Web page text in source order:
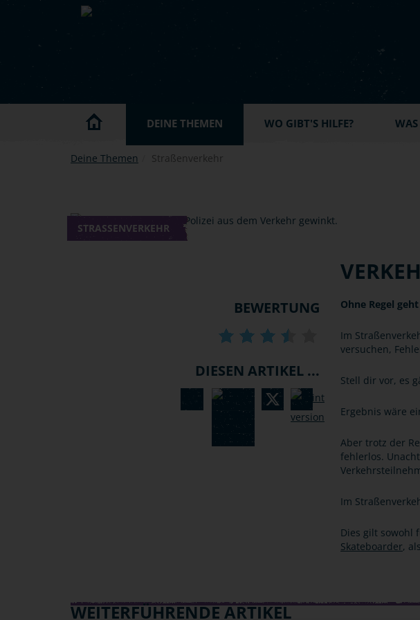
Skip to main content
DEINE THEMEN WO GIBT'S HILFE?
Deine Themen Straßenverkehr
STRASSENVERKEHR
Ohne Regel
Im
versuchen,
Stell dir vor, es
Ergebnis wäre
Aber trotz der
fehlerlos.
Im
Dies gilt sowohl
Skateboarder,
BEWERTUNG
DIESEN ARTIKEL ...
WEITERFÜHRENDE ARTIKEL